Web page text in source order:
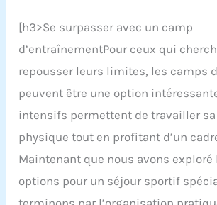
[h3>Se surpasser avec un camp
d’entraînementPour ceux qui
repousser leurs limites, les camps
peuvent être une option
intensifs permettent de travailler
physique tout en profitant d’un
Maintenant que nous avons
options pour un séjour sportif